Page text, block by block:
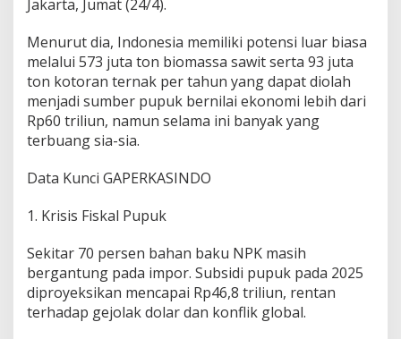
u
i
a
Jakarta, Jumat (24/4).
Menurut dia, Indonesia memiliki potensi luar biasa
melalui 573 juta ton biomassa sawit serta 93 juta
ton kotoran ternak per tahun yang dapat diolah
menjadi sumber pupuk bernilai ekonomi lebih dari
Rp60 triliun, namun selama ini banyak yang
terbuang sia-sia.
Data Kunci GAPERKASINDO
1. Krisis Fiskal Pupuk
Sekitar 70 persen bahan baku NPK masih
bergantung pada impor. Subsidi pupuk pada 2025
diproyeksikan mencapai Rp46,8 triliun, rentan
terhadap gejolak dolar dan konflik global.